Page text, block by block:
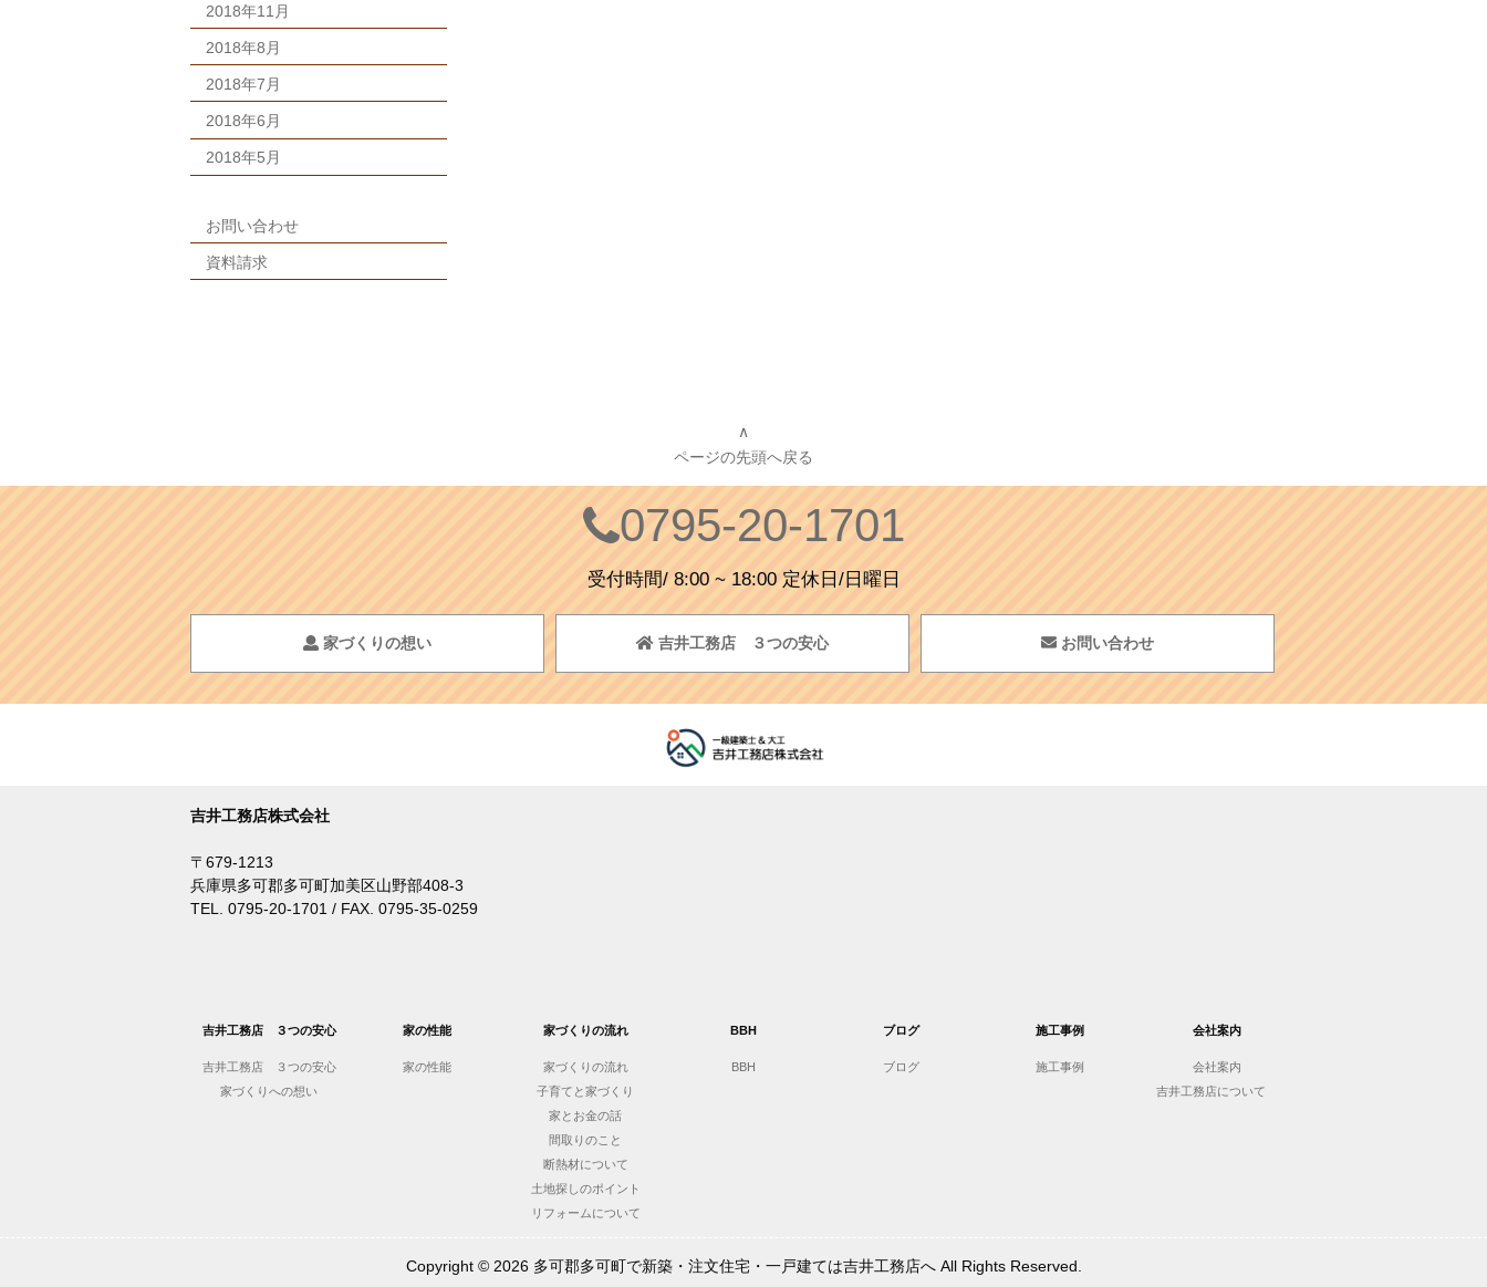
2018年11月
2018年8月
2018年7月
2018年6月
2018年5月
お問い合わせ
資料請求
∧
ページの先頭へ戻る
0795-20-1701
受付時間/ 8:00 ~ 18:00 定休日/日曜日
家づくりの想い 吉井工務店 ３つの安心 お問い合わせ
吉井工務店株式会社
〒679-1213
兵庫県多可郡多可町加美区山野部408-3
TEL. 0795-20-1701 / FAX. 0795-35-0259
吉井工務店 ３つの安心
吉井工務店 ３つの安心
家づくりへの想い
家の性能
家の性能
家づくりの流れ
家づくりの流れ
子育てと家づくり
家とお金の話
間取りのこと
断熱材について
土地探しのポイント
リフォームについて
BBH
BBH
ブログ
ブログ
施工事例
施工事例
会社案内
会社案内
吉井工務店について
Copyright © 2026 多可郡多可町で新築・注文住宅・一戸建ては吉井工務店へ All Rights Reserved.